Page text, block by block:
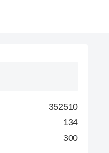
352510
134
300